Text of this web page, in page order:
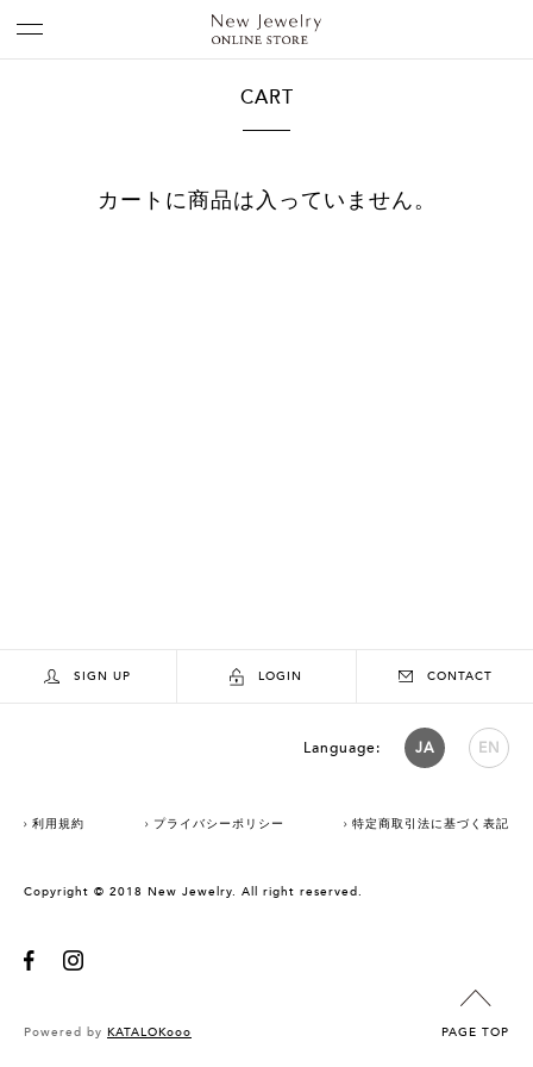
CART
カートに商品は入っていません。
SIGN UP LOGIN CONTACT
Language: JA EN
利用規約 プライバシーポリシー 特定商取引法に基づく表記
Copyright © 2018 New Jewelry. All right reserved.
Powered by KATALOKooo PAGE TOP